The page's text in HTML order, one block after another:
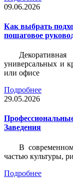
09.06.2026
Как выбрать
пошаговое
универсальных и
или офисе
Подробнее
29.05.2026
Заведения
В
частью культуры,
Подробнее